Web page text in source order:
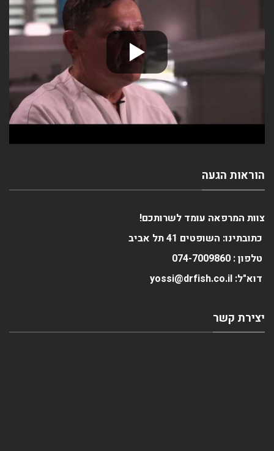
הוראות הגעה
צוות המרפאה עומד לשרותכם!
כתובתינו: השופטים 41 תל אביב
טלפון : 074-7009860
דוא"ל: yossi@drfish.co.il
יצירת קשר